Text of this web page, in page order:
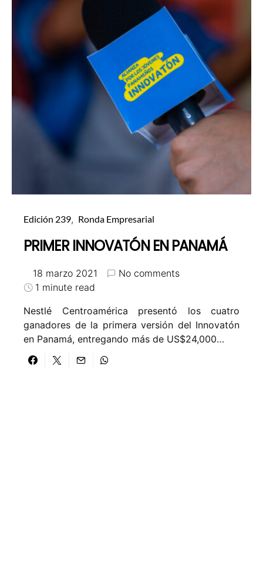
Edición 239 Ronda Empresarial
PRIMER INNOVATÓN EN PANAMÁ
18 marzo 2021
No comments
1 minute read
Nestlé Centroamérica presentó los cuatro
ganadores de la primera versión del Innovatón
en Panamá, entregando más de US$24,000…